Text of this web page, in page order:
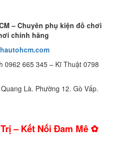
– Chuyên phụ kiện đồ chơi
chính hãng
0962 665 345 – Kĩ Thuật 0798
Là. Phường 12. Gò Vấp.
– Kết Nối Đam Mê ✿